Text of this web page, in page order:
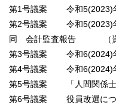
第1号議案 令和5(2023)年
第2号議案 令和5(2023)年
同 会計監査報告 （資
第3号議案 令和6(2024)年
第4号議案 令和6(2024)
第5号議案 「人間関係士
第6号議案 役員改選